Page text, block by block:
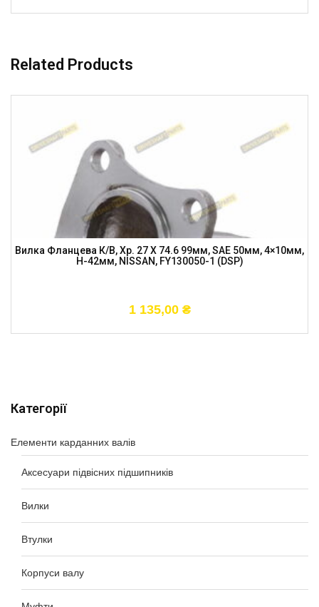
Категорії
Елементи карданних валів
Аксесуари підвісних підшипників
Вилки
Втулки
Корпуси валу
Related Products
Вилка Фланцева К/в, Хр. 27 X 74.6 99мм, SAE 50мм, 4×10мм,
H-42мм, NISSAN, FY130050-1 (DSP)
1 135,00 ₴